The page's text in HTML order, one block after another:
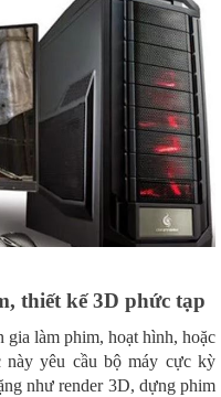
thiết kế 3D phức tạp
gia làm phim, hoạt hình, hoặc
yêu cầu bộ máy cực kỳ
như render 3D, dựng phim